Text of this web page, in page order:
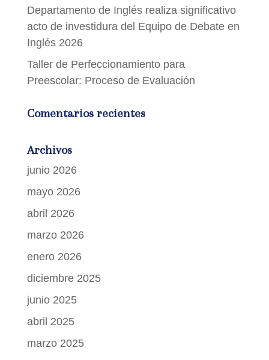
Departamento de Inglés realiza significativo
acto de investidura del Equipo de Debate en
Inglés 2026
Taller de Perfeccionamiento para
Preescolar: Proceso de Evaluación
Comentarios recientes
Archivos
junio 2026
mayo 2026
abril 2026
marzo 2026
enero 2026
diciembre 2025
junio 2025
abril 2025
marzo 2025